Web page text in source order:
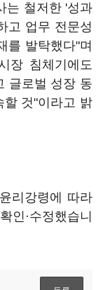
는 철저한 '성과
고 업무 전문성
를 발탁했다"며
장 침체기에도
글로벌 성장 동
할 것"이라고 밝
리강령에 따라
·수정했습니